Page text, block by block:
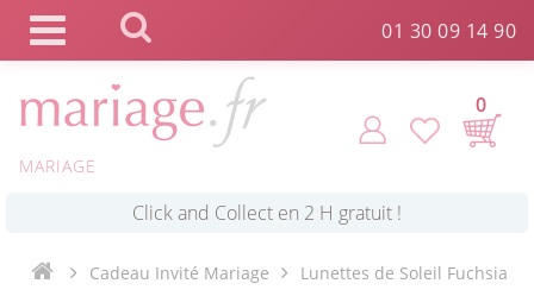
01 30 09 14 90
MARIAGE
0
Commande expédiée en 24h ! *
Cadeau Invité Mariage Lunettes de Soleil Fuchsia
Panneau de gestion des cookies